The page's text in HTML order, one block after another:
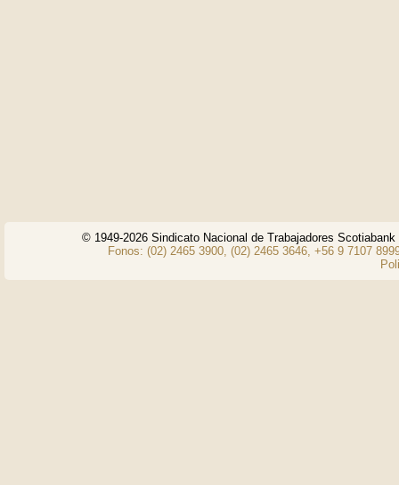
© 1949-2026 Sindicato Nacional de Trabajadores
Fonos: (02) 2465 3900, (02) 2465 3646, +56 9 7107